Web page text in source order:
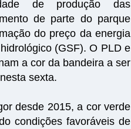
de produção das
de parte do parque
do preço da energia
(GSF). O PLD e
a cor da bandeira a ser
sexta.
desde 2015, a cor verde
condições favoráveis de